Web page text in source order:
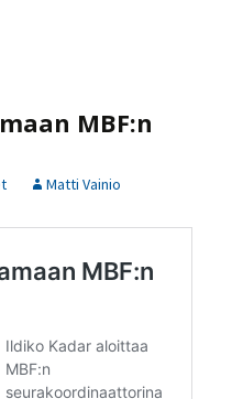
MBF:n
Matti Vainio